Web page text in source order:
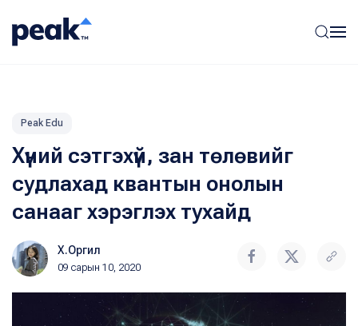
Peak Edu
Хүний сэтгэхүй, зан төлөвийг
судлахад квантын онолын
санааг хэрэглэх тухайд
Х.Оргил
09 сарын 10, 2020